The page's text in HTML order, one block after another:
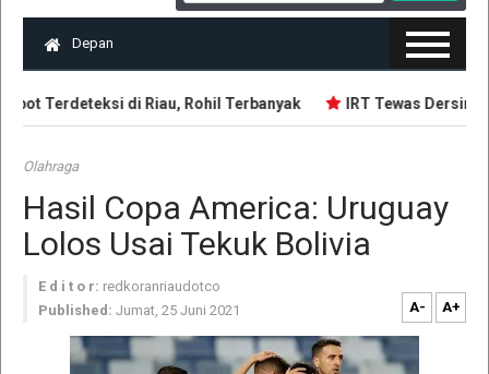
Depan
Terdeteksi di Riau, Rohil Terbanyak IRT Tewas
Olahraga
Hasil Copa America: Uruguay
Lolos Usai Tekuk Bolivia
E d i t o r: redkoranriaudotco
Published: Jumat, 25 Juni 2021 A- A+